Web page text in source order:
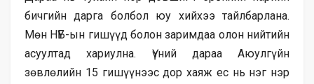
бичгийн дарга болболюу хийхээ тайлбарлана.
Мөн НҮБ-ын гишүүд болон заримдаа олон нийтийн
асуултад хариулна. Үүний дараа Аюулгүйн
зөвлөлийн 15 гишүүнээс дор хаяж ес нь нэг нэр